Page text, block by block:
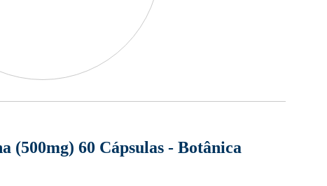
(500mg) 60 Cápsulas - Botânica